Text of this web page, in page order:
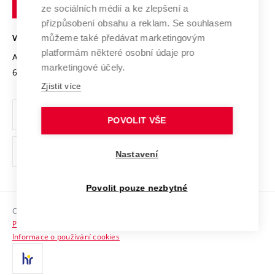
Open Science
Projekty
Projekty ze strukturálních fondů
Specifický výzkum
Mezinárodní dohody
Univerzitní sítě
Bezpečná univerzita
Vyznamenání
Organizační struktura
Ochrana osobních údajů
odkaz)
Sociální bezpečí
HR Award
Kontakty
Brně
VYSOKÉ UČENÍ TECHNICKÉ V BRNĚ
Antonínská 548/1
602 00 Brno
www.vut.cz
vut@vutbr.cz
Copyright © 2026 VUT
Prohlášení o přístupnosti
Informace o používání cookies
ze sociálních médií a ke zlepšení a
přizpůsobení obsahu a reklam. Se souhlasem
můžeme také předávat marketingovým
platformám některé osobní údaje pro
marketingové účely.
Zjistit více
POVOLIT VŠE
Nastavení
Povolit pouze nezbytné